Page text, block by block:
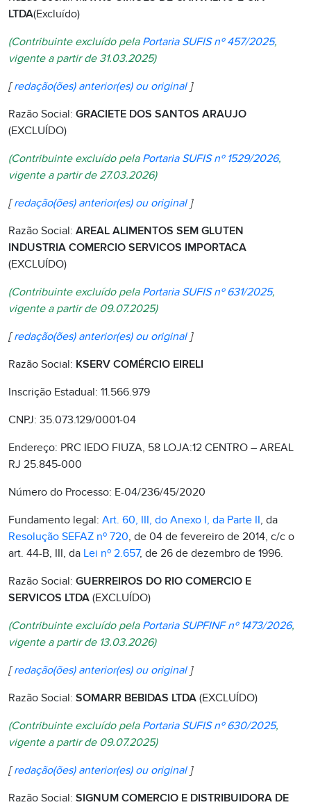
LTDA(Excluído)
(Contribuinte excluído pela Portaria SUFIS nº 457/2025,
vigente a partir de 31.03.2025)
[redação(ões) anterior(es) ou original ]
Razão Social: GRACIETE DOS SANTOS ARAUJO
(EXCLUÍDO)
(Contribuinte excluído pela Portaria SUFIS nº 1529/2026,
vigente a partir de 27.03.2026)
[redação(ões) anterior(es) ou original ]
Razão Social: AREAL ALIMENTOS SEM GLUTEN
INDUSTRIA COMERCIO SERVICOS IMPORTACA
(EXCLUÍDO)
(Contribuinte excluído pela Portaria SUFIS nº 631/2025,
vigente a partir de 09.07.2025)
[redação(ões) anterior(es) ou original ]
Razão Social: KSERV COMÉRCIO EIRELI
Inscrição Estadual: 11.566.979
CNPJ: 35.073.129/0001-04
Endereço: PRC IEDO FIUZA, 58 LOJA:12 CENTRO – AREAL
RJ 25.845-000
Número do Processo: E-04/236/45/2020
Fundamento legal: Art. 60, III, do Anexo I, da Parte II, da
Resolução SEFAZ nº 720, de 04 de fevereiro de 2014, c/c o
art. 44-B, III, da Lei nº 2.657, de 26 de dezembro de 1996.
Razão Social: GUERREIROS DO RIO COMERCIO E
SERVICOS LTDA (EXCLUÍDO)
(Contribuinte excluído pela Portaria SUPFINF nº 1473/2026,
vigente a partir de 13.03.2026)
[redação(ões) anterior(es) ou original ]
Razão Social: SOMARR BEBIDAS LTDA (EXCLUÍDO)
(Contribuinte excluído pela Portaria SUFIS nº 630/2025,
vigente a partir de 09.07.2025)
[redação(ões) anterior(es) ou original ]
Razão Social: SIGNUM COMERCIO E DISTRIBUIDORA DE